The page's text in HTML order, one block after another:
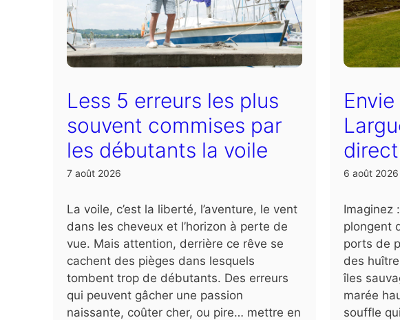
Less 5 erreurs les plus
souvent commises par
les débutants la voile
7 août 2026
La voile, c’est la liberté, l’aventure, le vent
dans les cheveux et l’horizon à perte de
vue. Mais attention, derrière ce rêve se
cachent des pièges dans lesquels
tombent trop de débutants. Des erreurs
qui peuvent gâcher une passion
naissante, coûter cher, ou pire… mettre en
6 août 2026
Imaginez
plongent
ports de
des
îles
marée
souffle